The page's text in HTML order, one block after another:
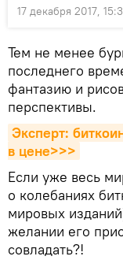
17 декабря 2017,
Тем не менее
последнего
фантазию и
перспективы.
Эксперт:
в цене>>>
Если уже весь
о колебаниях
мировых
желании его
совладать?!